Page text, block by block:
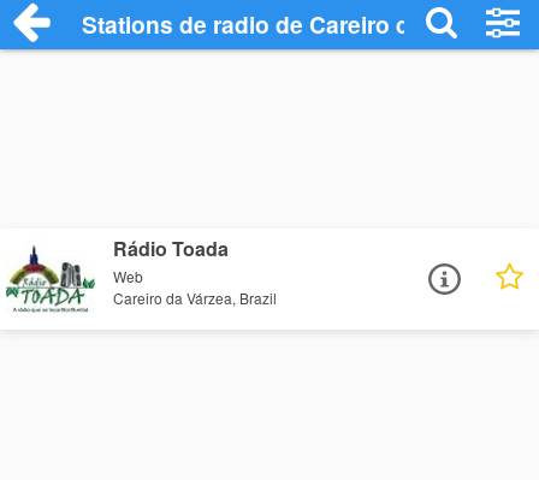
Stations de radio de Careiro da Várzea
Rádio Toada
Web
Careiro da Várzea, Brazil